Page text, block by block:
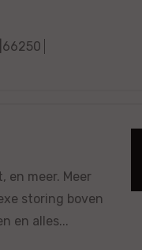
en meer. Meer
storing boven
en alles...